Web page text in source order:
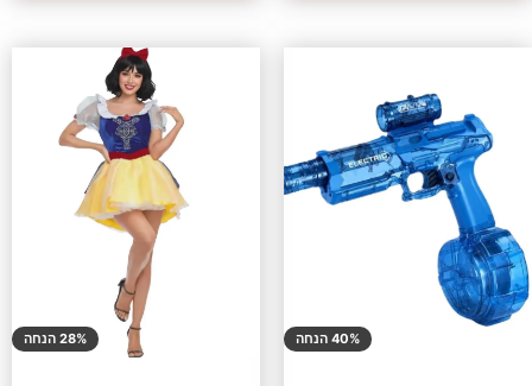
40% הנחה 28% הנחה